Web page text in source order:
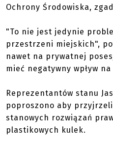
Ochrony Środowiska,
"To nie jest jedynie
przestrzeni miejskich",
nawet na prywatnej
mieć negatywny wpływ
Reprezentantów stanu
poproszono aby
stanowych rozwiązań
plastikowych kulek.